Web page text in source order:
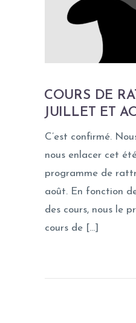
COURS DE
JUILLET ET
C’est confirmé.
nous enlacer cet
programme de
août. En fonction
des cours, nous le
cours de […]